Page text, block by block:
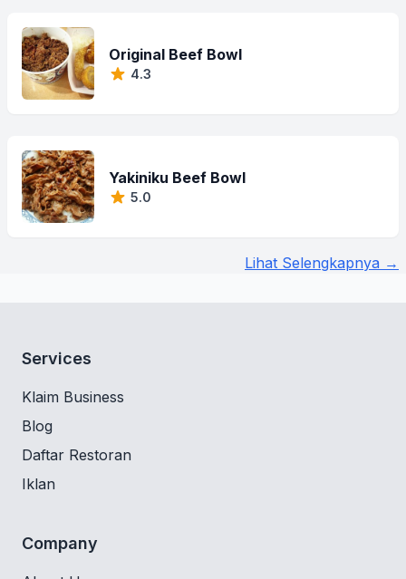
Original Beef Bowl
4.3
Yakiniku Beef Bowl
5.0
Lihat Selengkapnya →
Services
Klaim Business
Blog
Daftar Restoran
Iklan
Company